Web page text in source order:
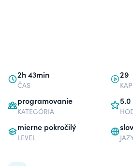
2h 43min
ČAS
29
programovanie
KATEGÓRIA
5.0
mierne pokročilý
LEVEL